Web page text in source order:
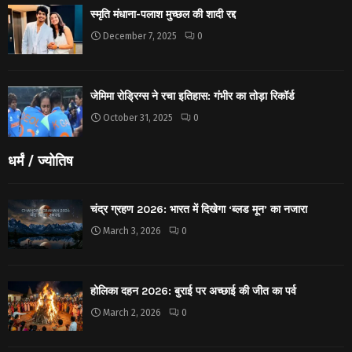
स्मृति मंधाना-पलाश मुच्छल की शादी रद्द
December 7, 2025 0
जेमिमा रोड्रिग्स ने रचा इतिहास: गंभीर का तोड़ा रिकॉर्ड
October 31, 2025 0
धर्मं / ज्योतिष
चंद्र ग्रहण 2026: भारत में दिखेगा ‘ब्लड मून’ का नजारा
March 3, 2026 0
होलिका दहन 2026: बुराई पर अच्छाई की जीत का पर्व
March 2, 2026 0